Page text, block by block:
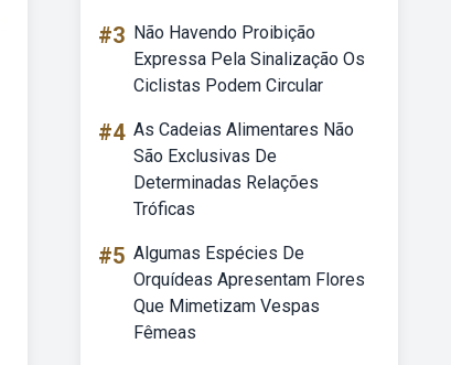
#3 Não Havendo Proibição
Expressa Pela Sinalização Os
Ciclistas Podem Circular
#4 As Cadeias Alimentares Não
São Exclusivas De
Determinadas Relações
Tróficas
#5 Algumas Espécies De
Orquídeas Apresentam Flores
Que Mimetizam Vespas
Fêmeas